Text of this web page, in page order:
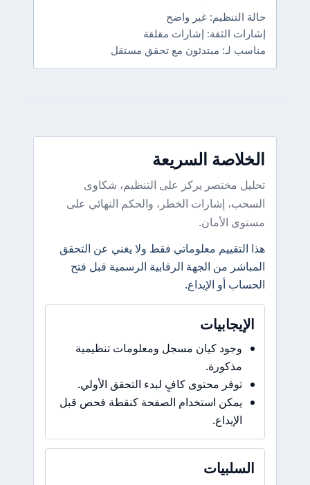
حالة التنظيم: غير واضح
إشارات الثقة: إشارات مقلقة
مناسب لـ: مبتدئون مع تحقق مستقل
الخلاصة السريعة
تحليل مختصر يركز على التنظيم، شكاوى
السحب، إشارات الخطر، والحكم النهائي على
مستوى الأمان.
هذا التقييم معلوماتي فقط ولا يغني عن التحقق
المباشر من الجهة الرقابية الرسمية قبل فتح
الحساب أو الإيداع.
الإيجابيات
وجود كيان مسجل ومعلومات تنظيمية
مذكورة.
توفر محتوى كافٍ لبدء التحقق الأولي.
يمكن استخدام الصفحة كنقطة فحص قبل
الإيداع.
السلبيات